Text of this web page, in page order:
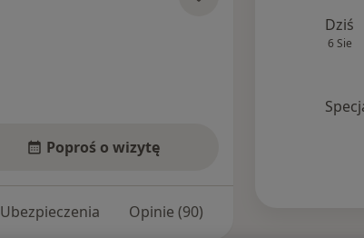
Poproś o wizytę
Ubezpieczenia Opinie (90)
Dziś
6 Sie